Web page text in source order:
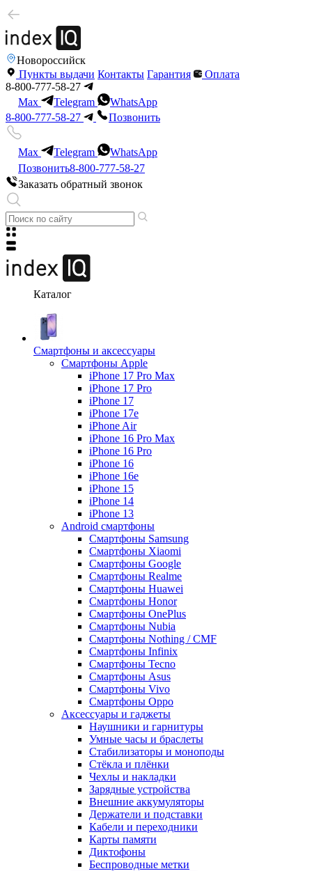
Новороссийск
Пункты выдачи Контакты Гарантия
Оплата
8-800-777-58-27
Max
Telegram
WhatsApp
8-800-777-58-27
Позвонить
Max Telegram
WhatsApp
Позвонить8-800-777-58-27
Заказать обратный звонок
Каталог
Смартфоны и аксессуары
Смартфоны Apple
iPhone 17 Pro Max
iPhone 17 Pro
iPhone 17
iPhone 17e
iPhone Air
iPhone 16 Pro Max
iPhone 16 Pro
iPhone 16
iPhone 16e
iPhone 15
iPhone 14
iPhone 13
Android cмартфоны
Смартфоны Samsung
Смартфоны Xiaomi
Смартфоны Google
Смартфоны Realme
Смартфоны Huawei
Смартфоны Honor
Смартфоны OnePlus
Смартфоны Nubia
Смартфоны Nothing / CMF
Смартфоны Infinix
Смартфоны Tecno
Смартфоны Asus
Смартфоны Vivo
Смартфоны Oppo
Аксессуары и гаджеты
Наушники и гарнитуры
Умные часы и браслеты
Стабилизаторы и моноподы
Стёкла и плёнки
Чехлы и накладки
Зарядные устройства
Внешние аккумуляторы
Держатели и подставки
Кабели и переходники
Карты памяти
Диктофоны
Беспроводные метки